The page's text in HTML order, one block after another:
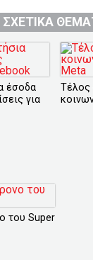
ΣΧΕΤΙΚΑ
έσοδα
για
Τέλος
του Super